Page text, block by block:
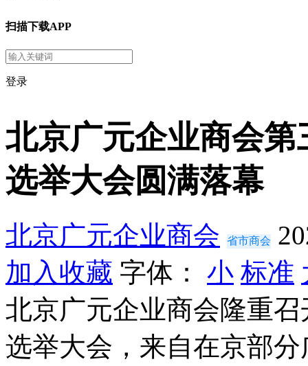
扫描下载APP
登录
北京广元企业商会
选举大会圆满落幕
北京广元企业商会 省市商会
加入收藏 字体： 小 标准
北京广元企业商会隆重
选举大会，来自在京部